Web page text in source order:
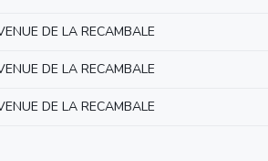
DE LA RECAMBALE
DE LA RECAMBALE
DE LA RECAMBALE